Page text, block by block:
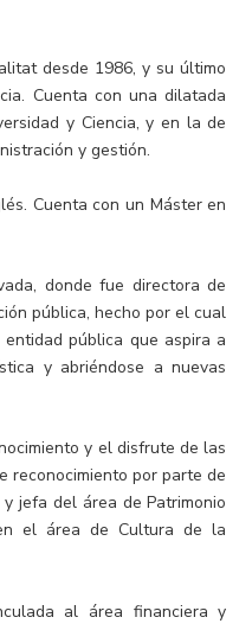
desde 1986, y su último
Cuenta con una dilatada
y Ciencia, y en la de
y gestión.
Cuenta con un Máster en
donde fue directora de
pública, hecho por el cual
pública que aspira a
y abriéndose a nuevas
y el disfrute de las
reconocimiento por parte de
jefa del área de Patrimonio
el área de Cultura de la
al área financiera y